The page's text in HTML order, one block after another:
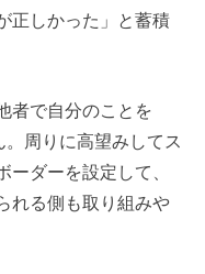
正しかった」と蓄積
者で自分のことを
周りに高望みしてス
ーダーを設定して、
れる側も取り組みや